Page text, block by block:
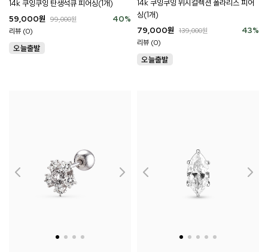
14k 쿠잉쿠잉 탄생석큐 피어싱(1개)
40%
59,000원 99,000원
리뷰 (0)
14k 쿠잉쿠잉 위시컬렉션 폴라리스 피어
싱(1개)
43%
79,000원 139,000원
리뷰 (0)